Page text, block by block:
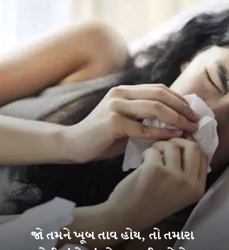
જો તમને ખૂબ તાવ હોય, તો તમારા